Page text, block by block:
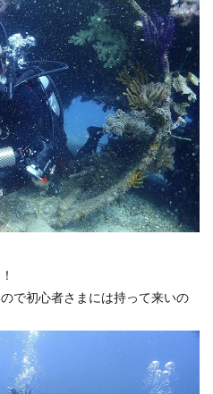
で初心者さまには持って来いの